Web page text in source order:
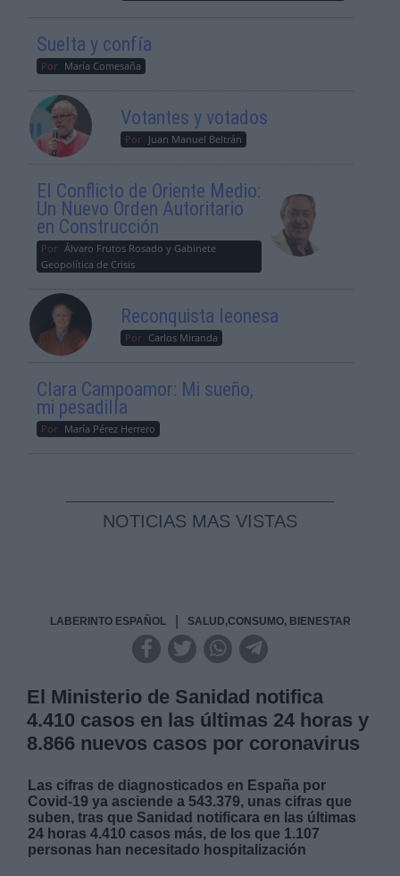
Suelta y confía
Por María Comesaña
Votantes y votados
Por Juan Manuel Beltrán
El Conflicto de Oriente Medio:
Un Nuevo Orden Autoritario
en Construcción
Por Álvaro Frutos Rosado y Gabinete
Geopolítica de Crisis
Reconquista leonesa
Por Carlos Miranda
Clara Campoamor: Mi sueño,
mi pesadilla
Por María Pérez Herrero
NOTICIAS MAS VISTAS
LABERINTO ESPAÑOL SALUD,CONSUMO, BIENESTAR
El Ministerio de Sanidad notifica
4.410 casos en las últimas 24 horas y
8.866 nuevos casos por coronavirus
Las cifras de diagnosticados en España por
Covid-19 ya asciende a 543.379, unas cifras que
suben, tras que Sanidad notificara en las últimas
24 horas 4.410 casos más, de los que 1.107
personas han necesitado hospitalización